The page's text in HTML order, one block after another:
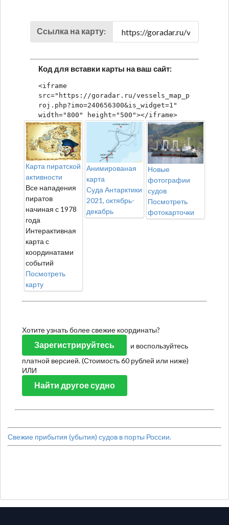
Ссылка на карту:
Код для вставки карты на ваш сайт:
<iframe
src="https://goradar.ru/vessels_map_p
roj.php?imo=240656300&is_widget=1"
width="800" height="500"></iframe>
Карта пиратской
активности
Все нападения
пиратов
начиная с 1978
года
Интерактивная
карта с
координатами
событий
Посмотреть
карту
Анимированая
карта
Суда Антарктики
2021, октябрь-
декабрь
Новые
фотографии
судов
Посмотреть
фотокарточки
Хотите узнать более свежие координаты?
Зарегистрируйтесь
и воспользуйтесь
платной версией. (Стоимость 60 рублей или ниже)
ИЛИ
Найти другое судно
Свежие прибытия (убытия) судов в порты России.